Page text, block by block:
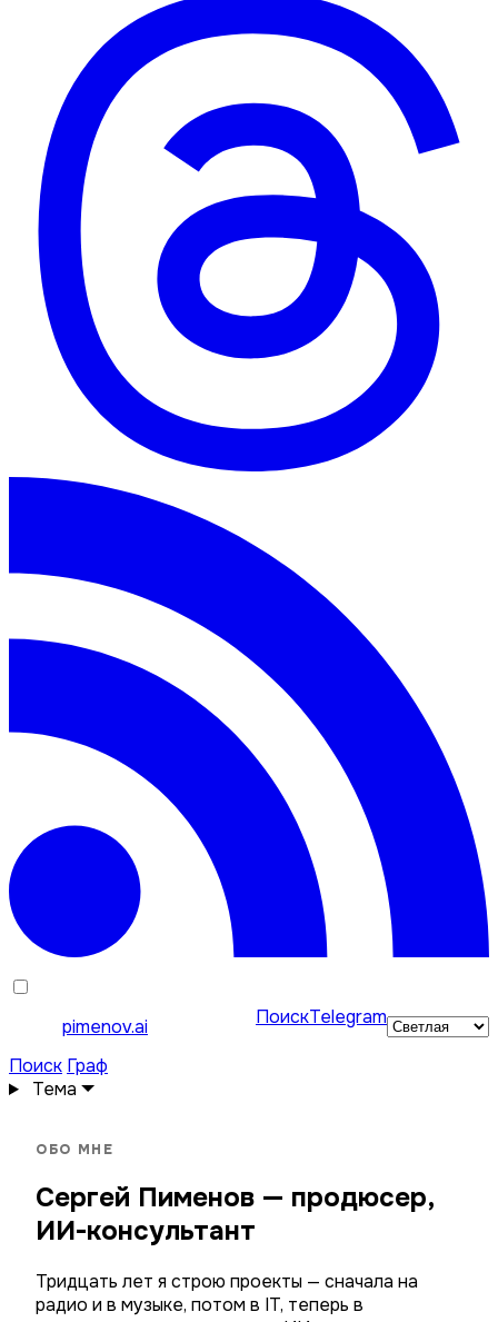
pimenov.ai ПоискTelegram
Поиск Граф
Тема
ОБО МНЕ
Сергей Пименов — продюсер,
ИИ-консультант
Тридцать лет я строю проекты — сначала на
радио и в музыке, потом в IT, теперь в